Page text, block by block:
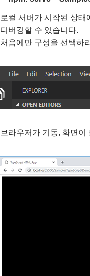
로컬 서버가 시작된 상
디버깅할 수 있습니다.
처음에만 구성을 선택하
브라우저가 기동, 화면